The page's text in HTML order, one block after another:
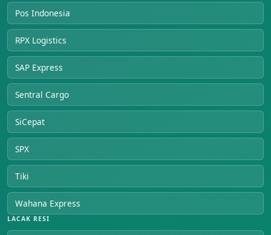
Pos Indonesia
RPX Logistics
SAP Express
Sentral Cargo
SiCepat
SPX
Tiki
Wahana Express
LACAK RESI